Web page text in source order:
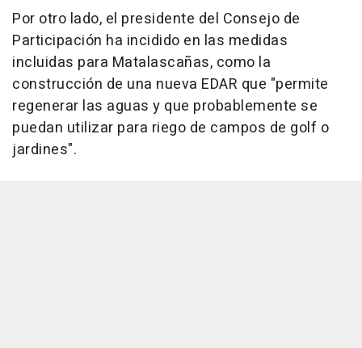
Por otro lado, el presidente del Consejo de
Participación ha incidido en las medidas
incluidas para Matalascañas, como la
construcción de una nueva EDAR que "permite
regenerar las aguas y que probablemente se
puedan utilizar para riego de campos de golf o
jardines".